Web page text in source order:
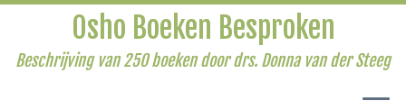
Osho Boeken Besproken
Beschrijving van 250 boeken door drs. Donna van der Steeg